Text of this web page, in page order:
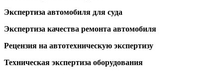
Экспертиза автомобиля для суда
Экспертиза качества ремонта автомобиля
Рецензия на автотехническую экспертизу
Техническая экспертиза оборудования